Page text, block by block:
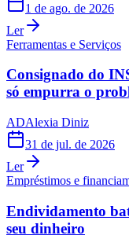
1 de ago. de 2026
Ler
Ferramentas e Serviços
Consignado do
só empurra o
ADAlexia Diniz
31 de jul. de 2026
Ler
Empréstimos e
Endividamento
seu dinheiro